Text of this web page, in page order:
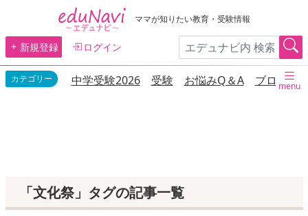
ママが知りたい教育・受験情報
新規登録 ログイン
中学受験2026 受験 お悩みQ＆A ブログmenu
「文化祭」タグの記事一覧